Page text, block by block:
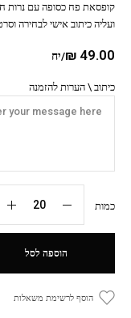
₪ 49.00 /יח
כיתוב \ הערות להזמנה
כמות
הוספה לסל
הוסף לרשימת משאלות
ועליה כיתוב אישי לבחירה